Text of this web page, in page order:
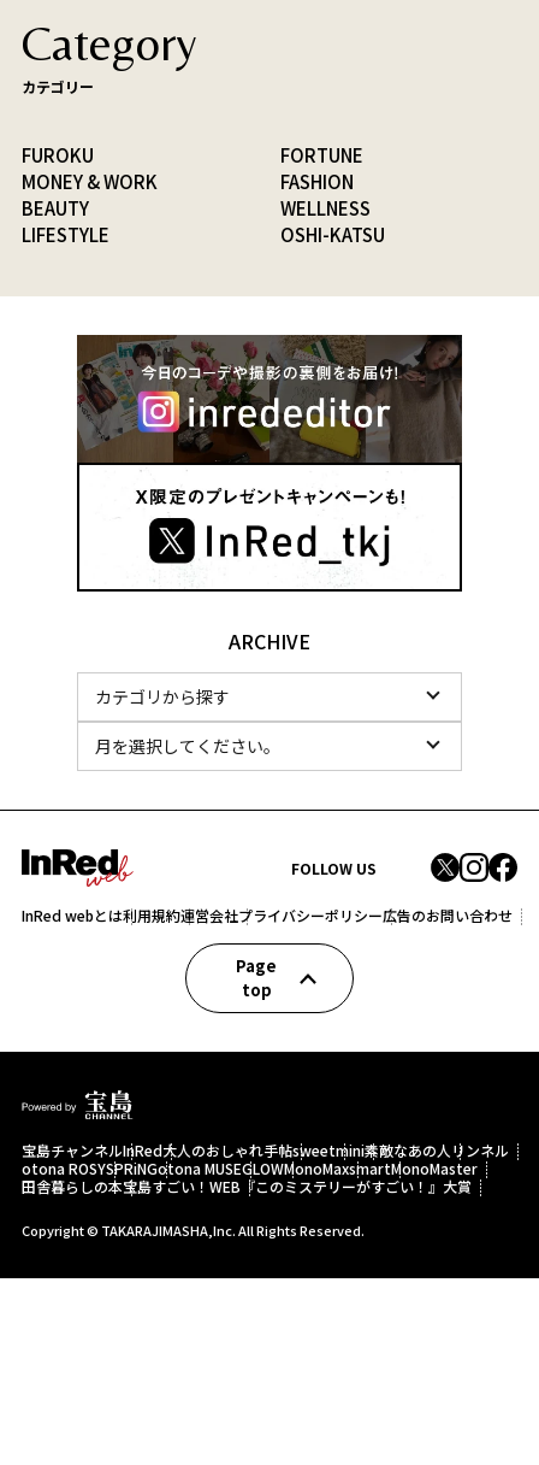
Category
カテゴリー
FUROKU
FORTUNE
MONEY & WORK
FASHION
BEAUTY
WELLNESS
LIFESTYLE
OSHI-KATSU
ARCHIVE
FOLLOW US
InRed webとは利用規約運営会社プライバシーポリシー広告のお問い合わせ
Page
top
宝島チャンネルInRed大人のおしゃれ手帖sweetmini素敵なあの人 リンネル
otona ROSYSPRiNGotona MUSEGLOWMonoMaxsmartMonoMaster
田舎暮らしの本宝島すごい！WEB 『このミステリーがすごい！』大賞
Copyright © TAKARAJIMASHA,Inc. All Rights Reserved.